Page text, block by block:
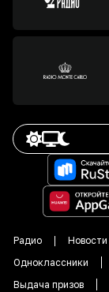
Радио Новости
Одноклассники
Выдача призов